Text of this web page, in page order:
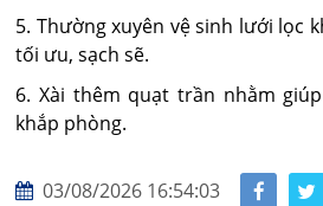
5. Thường xuyên vệ sinh lưới lọc
tối ưu, sạch sẽ.
6. Xài thêm quạt trần nhằm
khắp phòng.
03/08/2026 16:54:03